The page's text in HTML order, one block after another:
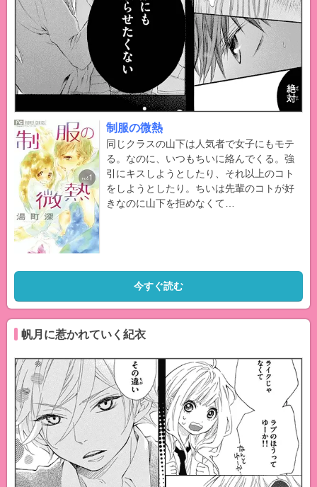
制服の微熱
同じクラスの山下は人気者で女子にもモテ
る。なのに、いつもちいに絡んでくる。強
引にキスしようとしたり、それ以上のコト
をしようとしたり。ちいは先輩のコトが好
きなのに山下を拒めなくて…
今すぐ読む
帆月に惹かれていく紀衣